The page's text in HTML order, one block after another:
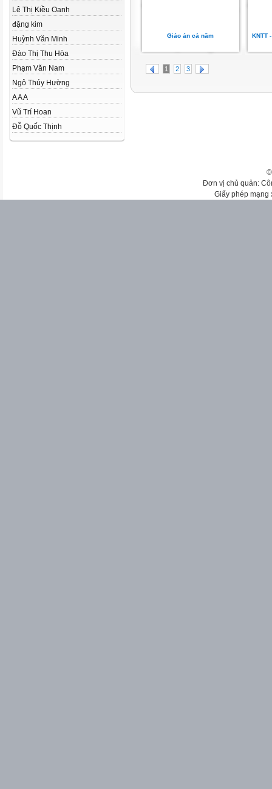
Lê Thị Kiều Oanh
đặng kim
Huỳnh Văn Minh
Đào Thị Thu Hòa
Phạm Văn Nam
Ngô Thúy Hường
A A A
Vũ Trí Hoan
Đỗ Quốc Thịnh
Giáo án cả năm KNTT
1 2 3
Đơn vị chủ quản:
Giấy phép mạng